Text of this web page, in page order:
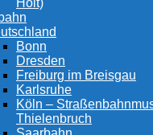
Holt)
Bonn
Dresden
Freiburg im Breisgau
Karlsruhe
Köln –
Thielenbruch